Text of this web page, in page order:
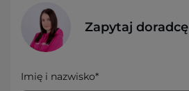
Zapytaj doradcę
Imię i nazwisko*